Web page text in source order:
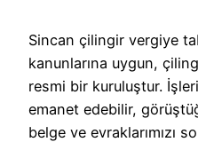
Sincan çilingir vergiye
kanunlarına uygun,
resmi bir kuruluştur.
emanet edebilir,
belge ve evraklarımızı